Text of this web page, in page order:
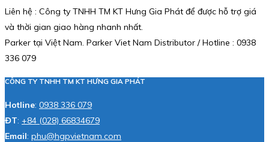
Liên hệ : Công ty TNHH TM KT Hưng Gia Phát để được hỗ trợ giá
và thời gian giao hàng nhanh nhất.
Parker tại Việt Nam. Parker Viet Nam Distributor / Hotline : 0938
336 079
CÔNG TY TNHH TM KT HƯNG GIA PHÁT
Hotline: 0938 336 079
ĐT: +84 (028) 66834679
Email: phu@hgpvietnam.com